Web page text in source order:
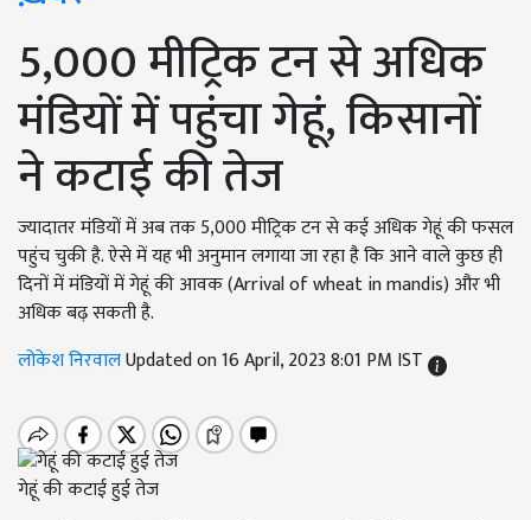
5,000 मीट्रिक टन से अधिक
मंडियों में पहुंचा गेहूं, किसानों
ने कटाई की तेज
ज्यादातर मंडियों में अब तक 5,000 मीट्रिक टन से कई अधिक गेहूं की फसल
पहुंच चुकी है. ऐसे में यह भी अनुमान लगाया जा रहा है कि आने वाले कुछ ही
दिनों में मंडियों में गेहूं की आवक (Arrival of wheat in mandis) और भी
अधिक बढ़ सकती है.
लोकेश निरवालUpdated on 16 April, 2023 8:01 PM IST
गेहूं की कटाई हुई तेज